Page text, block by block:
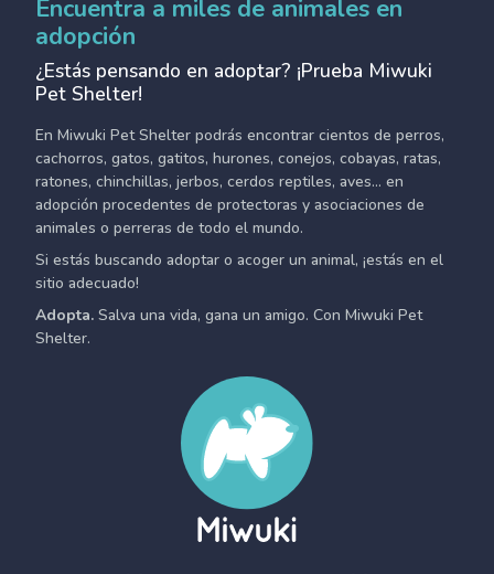
Encuentra a miles de animales en
adopción
¿Estás pensando en adoptar? ¡Prueba Miwuki
Pet Shelter!
En Miwuki Pet Shelter podrás encontrar cientos de perros,
cachorros, gatos, gatitos, hurones, conejos, cobayas, ratas,
ratones, chinchillas, jerbos, cerdos reptiles, aves... en
adopción procedentes de protectoras y asociaciones de
animales o perreras de todo el mundo.
Si estás buscando adoptar o acoger un animal, ¡estás en el
sitio adecuado!
Adopta. Salva una vida, gana un amigo. Con Miwuki Pet
Shelter.